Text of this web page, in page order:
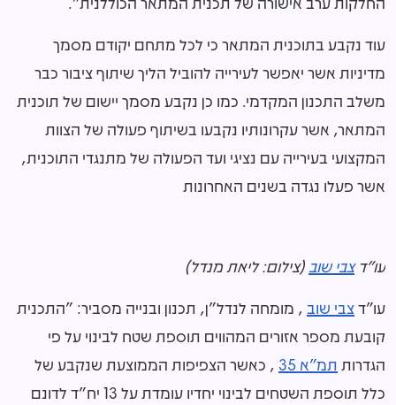
עוד נקבע בתוכנית המתאר כי לכל מתחם יקודם מסמך
מדיניות אשר יאפשר לעירייה להוביל הליך שיתוף ציבור כבר
משלב התכנון המקדמי. כמו כן נקבע מסמך יישום של תוכנית
המתאר, אשר עקרונותיו נקבעו בשיתוף פעולה של הצוות
המקצועי בעירייה עם נציגי ועד הפעולה של מתנגדי התוכנית,
אשר פעלו נגדה בשנים האחרונות
עו"דצבי שוב (צילום: ליאת מנדל)
עו"דצבי שוב , מומחה לנדל"ן, תכנון ובנייה מסביר: "התכנית
קובעת מספר אזורים המהווים תוספת שטח לבינוי על פי
הגדרות תמ"א 35
, כאשר הצפיפות הממוצעת שנקבע של
כלל תוספת השטחים לבינוי יחדיו עומדת על 13 יח"ד לדונם